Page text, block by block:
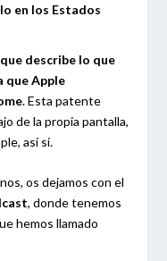
en los Estados
describe lo que
que Apple
. Esta patente
de la propia pantalla,
así sí.
os dejamos con el
, donde tenemos
hemos llamado